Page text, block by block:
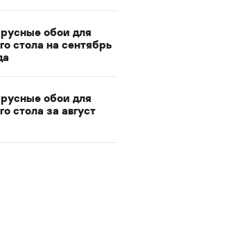
обои для
стола на сентябрь
обои для
стола за август